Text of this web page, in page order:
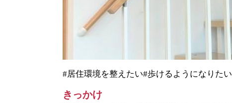
#居住環境を整えたい#歩けるようになりたい
きっかけ